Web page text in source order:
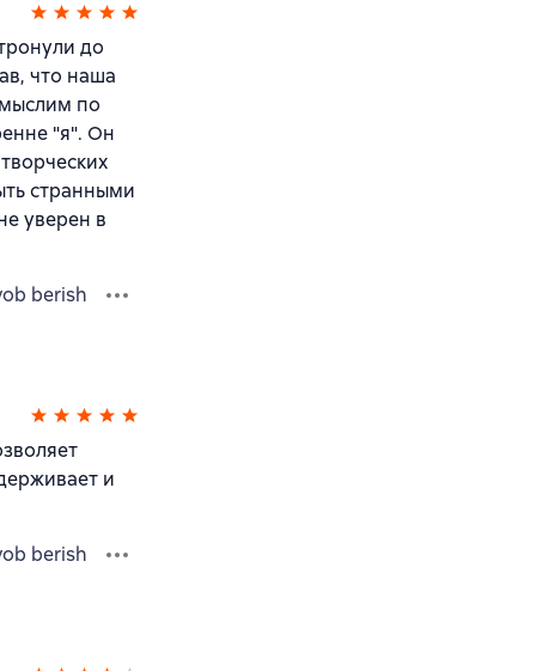
до
что наша
по
"я". Он
странными
уверен в
berish
и
berish